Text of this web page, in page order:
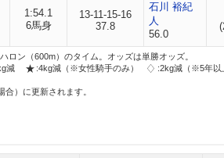
1:54.1
6馬身
13-11-15-16
37.8
石川 裕紀
人
56.0
ン（600m）のタイム。オッズは単勝オッズ。
減 :4kg減（※女性騎手のみ）
:2kg減（※5年以
）に更新されます。